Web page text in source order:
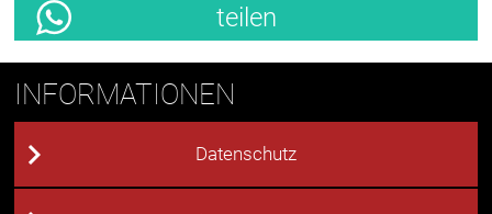
teilen
INFORMATIONEN
Datenschutz